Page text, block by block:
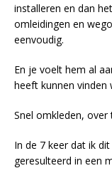
installeren en dan
omleidingen en
eenvoudig.
En je voelt hem al
heeft kunnen vinden
Snel omkleden,
In de 7 keer dat ik
geresulteerd in een